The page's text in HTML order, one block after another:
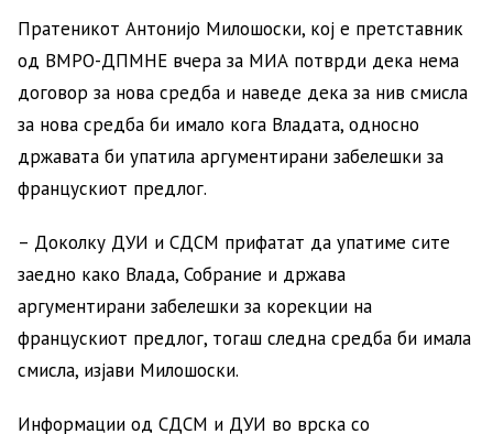
Пратеникот Антонијо Милошоски, кој е претставник
од ВМРО-ДПМНЕ вчера за МИА потврди дека нема
договор за нова средба и наведе дека за нив смисла
за нова средба би имало кога Владата, односно
државата би упатила аргументирани забелешки за
францускиот предлог.
– Доколку ДУИ и СДСМ прифатат да упатиме сите
заедно како Влада, Собрание и држава
аргументирани забелешки за корекции на
францускиот предлог, тогаш следна средба би имала
смисла, изјави Милошоски.
Информации од СДСМ и ДУИ во врска со